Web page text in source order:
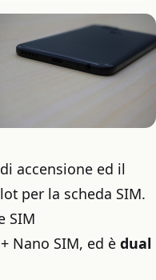
accensione ed il
per la scheda SIM.
SIM
Nano SIM, ed è dual